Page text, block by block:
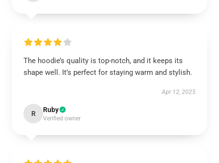
The hoodie’s quality is top-notch, and it keeps its
shape well. It’s perfect for staying warm and stylish.
Apr 12, 2025
R Ruby
Verified owner